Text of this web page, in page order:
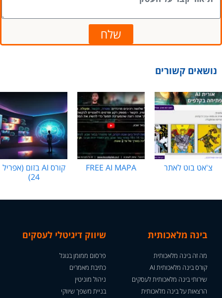
שלח
נושאים קשורים
צ'אט בוט לאתר FREE AI MAPA
קורס AI בזום (אפריל
24)
בינה מלאכותית
מה זה בינה מלאכותית
קורס בינה מלאכותית AI
שירותי בינה מלאכותית לעסקים
הרצאות על בינה מלאכותית
שיווק דיגיטלי לעסקים
פרסום ממומן בגוגל
כתיבת מאמרים
ניהול מוניטין
בניית משפך שיווקי